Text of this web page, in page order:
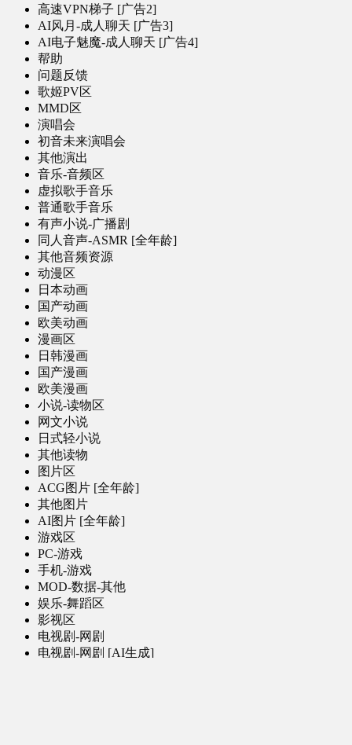
高速VPN梯子 [广告2]
AI风月-成人聊天 [广告3]
AI电子魅魔-成人聊天 [广告4]
帮助
问题反馈
歌姬PV区
MMD区
演唱会
初音未来演唱会
其他演出
音乐-音频区
虚拟歌手音乐
普通歌手音乐
有声小说-广播剧
同人音声-ASMR [全年龄]
其他音频资源
动漫区
日本动画
国产动画
欧美动画
漫画区
日韩漫画
国产漫画
欧美漫画
小说-读物区
网文小说
日式轻小说
其他读物
图片区
ACG图片 [全年龄]
其他图片
AI图片 [全年龄]
游戏区
PC-游戏
手机-游戏
MOD-数据-其他
娱乐-舞蹈区
影视区
电视剧-网剧
电视剧-网剧 [AI生成]